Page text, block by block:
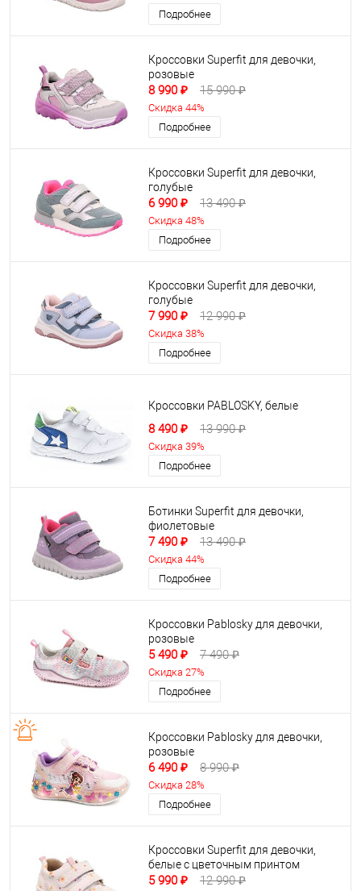
Подробнее
Кроссовки Superfit для девочки,
розовые
8 990 ₽ 15 990 ₽
Скидка 44%
Подробнее
Кроссовки Superfit для девочки,
голубые
6 990 ₽ 13 490 ₽
Скидка 48%
Подробнее
Кроссовки Superfit для девочки,
голубые
7 990 ₽ 12 990 ₽
Скидка 38%
Подробнее
Кроссовки PABLOSKY, белые
8 490 ₽ 13 990 ₽
Скидка 39%
Подробнее
Ботинки Superfit для девочки,
фиолетовые
7 490 ₽ 13 490 ₽
Скидка 44%
Подробнее
Кроссовки Pablosky для девочки,
розовые
5 490 ₽ 7 490 ₽
Скидка 27%
Подробнее
Кроссовки Pablosky для девочки,
розовые
6 490 ₽ 8 990 ₽
Скидка 28%
Подробнее
Кроссовки Superfit для девочки,
белые с цветочным принтом
5 990 ₽ 12 990 ₽